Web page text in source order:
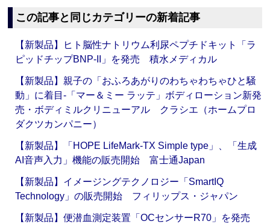
この記事と同じカテゴリーの新着記事
【新製品】ヒト脳性ナトリウム利尿ペプチドキット「ラ
ピッドチップBNP-II」を発売 積水メディカル
【新製品】親子の「おふろあがりのわちゃわちゃひと騒
動」に着目‐「マー＆ミー ラッテ」ボディローション新発
売・ボディミルクリニューアル クラシエ（ホームプロ
ダクツカンパニー）
【新製品】「HOPE LifeMark-TX Simple type」、「生成
AI音声入力」機能の販売開始 富士通Japan
【新製品】イメージングテクノロジー「SmartIQ
Technology」の販売開始 フィリップス・ジャパン
【新製品】便潜血測定装置「OCセンサーR70」を発売